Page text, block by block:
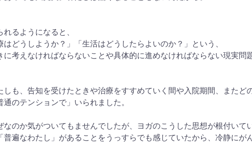
れるようになると、
はどうしようか？」「生活はどうしたらよいのか？」という、
に考えなければならないことや具体的に進めなければならない現実問
しも、告知を受けたときや治療をすすめていく間や入院期間、また
通のテンションで」いられました。
なのか気がついてもませんでしたが、ヨガのこうした思想が根付い
普遍なわたし」があることをうっすらでも感じていたから、冷静にが